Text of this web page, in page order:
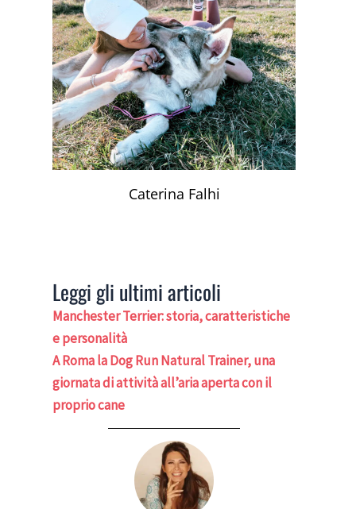
Caterina Falhi
Leggi gli ultimi articoli
Manchester Terrier: storia, caratteristiche
e personalità
A Roma la Dog Run Natural Trainer, una
giornata di attività all’aria aperta con il
proprio cane